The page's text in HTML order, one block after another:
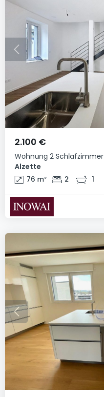
Wohnung 2 Schlafzimmer
Alzette
2.100 €
76 m² 2 1